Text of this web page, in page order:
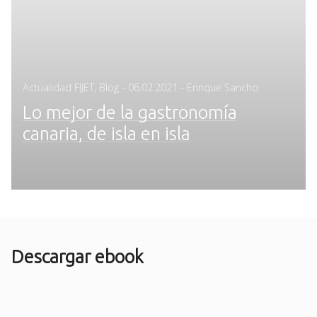
Actualidad FIJET Blog - Posted
06.02.2021 - Enrique Sancho
Lo mejor de la gastronomía
canaria, de isla en isla
Descargar ebook